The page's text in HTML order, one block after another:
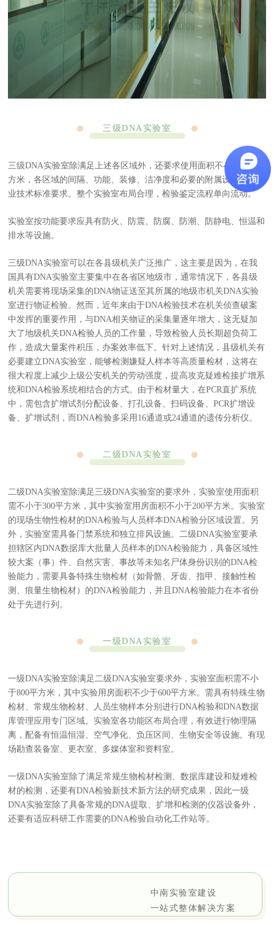
三级DNA实验室
三级DNA实验室除满足上述各区域外，还要求使用面积不小于130平
方米，各区域的间隔、功能、装修、洁净度和必要的附属设施符合行
业技术标准要求。整个实验室布局合理，检验鉴定流程单向流动。
实验室按功能要求应具有防火、防震、防腐、防潮、防静电、恒温和
排水等设施。
三级DNA实验室可以在各县级机关广泛推广，这主要是因为，在我
国具有DNA实验室主要集中在各省区地级市，通常情况下，各县级
机关需要将现场采集的DNA物证送至其所属的地级市机关DNA实验
室进行物证检验。然而，近年来由于DNA检验技术在机关侦查破案
中发挥的重要作用，与DNA相关物证的采集量逐年增大，这无疑加
大了地级机关DNA检验人员的工作量，导致检验人员长期超负荷工
作，造成大量案件积压，办案效率低下。针对上述情况，县级机关有
必要建立DNA实验室，能够检测嫌疑人样本等高质量检材，这将在
很大程度上减少上级公安机关的劳动强度，提高攻克疑难检接扩增系
统和DNA检验系统相结合的方式。由于检材量大，在PCR直扩系统
中，需包含扩增试剂分配设备、打孔设备、扫码设备、PCR扩增设
备、扩增试剂，而DNA检验多采用16通道或24通道的遗传分析仪。
二级DNA实验室
二级DNA实验室除满足三级DNA实验室的要求外，实验室使用面积
需不小于300平方米，其中实验室用房面积不小于200平方米。实验室
的现场生物性检材的DNA检验与人员样本DNA检验分区域设置。另
外，实验室需具备门禁系统和独立排风设施。二级DNA实验室要承
担辖区内DNA数据库大批量人员样本的DNA检验能力，具备区域性
较大案（事）件、自然灾害、事故等未知名尸体身份识别的DNA检
验能力，需要具备特殊生物检材（如骨骼、牙齿、指甲、接触性检
测、痕量生物检材）的DNA检验能力，并且DNA检验能力在本省份
处于先进行列。
一级DNA实验室
一级DNA实验室除满足二级DNA实验室要求外，实验室面积需不小
于800平方米，其中实验用房面积不少于600平方米。需具有特殊生物
检材、常规生物检材、人员生物样本分别进行DNA检验和DNA数据
库管理应用专门区域。实验室各功能区布局合理，有效进行物理隔
离，配备有恒温恒湿、空气净化、负压区间、生物安全等设施。有现
场勘查装备室、更衣室、多媒体室和资料室。
一级DNA实验室除了满足常规生物检材检测、数据库建设和疑难检
材的检测，还要有DNA检验新技术新方法的研究成果，因此一级
DNA实验室除了具备常规的DNA提取、扩增和检测的仪器设备外，
还要有适应科研工作需要的DNA检验自动化工作站等。
中南实验室建设
一站式整体解决方案